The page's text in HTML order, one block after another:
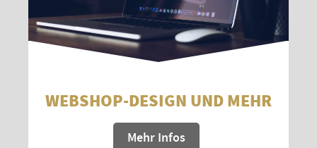
WEBSHOP-DESIGN UND MEHR
Mehr Infos